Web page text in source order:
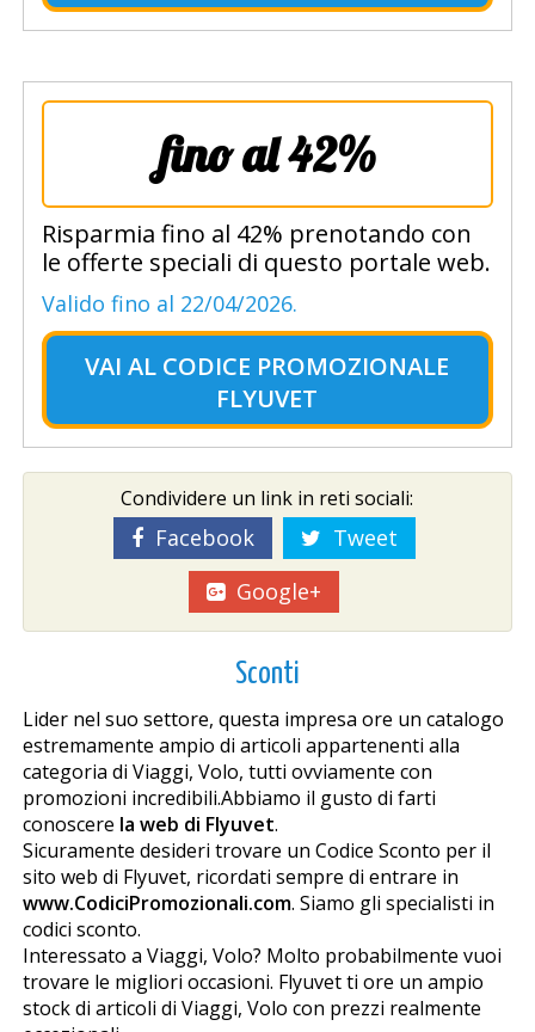
fino al 42%
Risparmia fino al 42% prenotando con
le offerte speciali di questo portale web.
Valido fino al 22/04/2026.
VAI AL CODICE PROMOZIONALE
FLYUVET
Condividere un link in reti sociali:
Facebook
Tweet
Google+
Sconti
Lider nel suo settore, questa impresa offre un catalogo
estremamente ampio di articoli appartenenti alla
categoria di Viaggi, Volo, tutti ovviamente con
promozioni incredibili.Abbiamo il gusto di farti
conoscere la web di Flyuvet.
Sicuramente desideri trovare un Codice Sconto per il
sito web di Flyuvet, ricordati sempre di entrare in
www.CodiciPromozionali.com. Siamo gli specialisti in
codici sconto.
Interessato a Viaggi, Volo? Molto probabilmente vuoi
trovare le migliori occasioni. Flyuvet ti offre un ampio
stock di articoli di Viaggi, Volo con prezzi realmente